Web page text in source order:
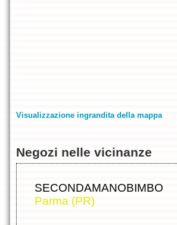
Visualizzazione ingrandita della mappa
Negozi nelle vicinanze
SECONDAMANOBIMBO
Parma (PR)